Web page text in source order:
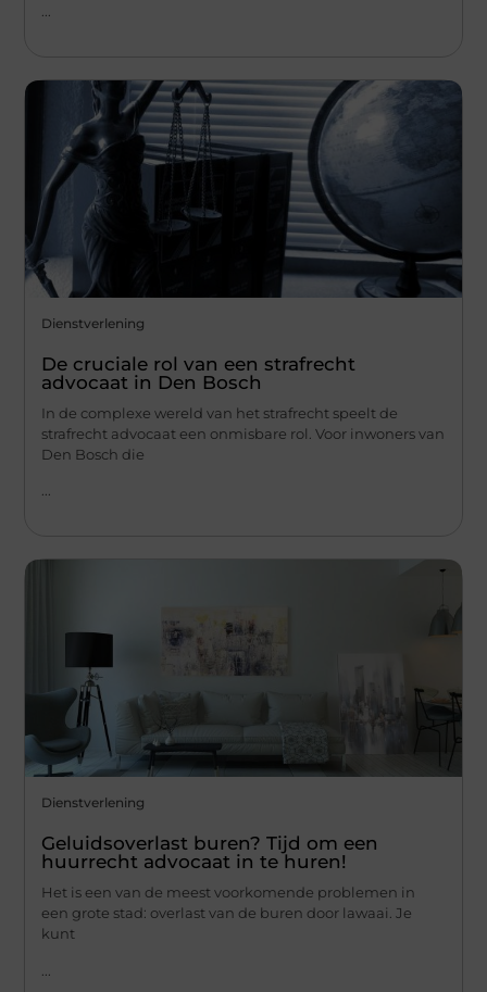
Dienstverlening
De cruciale rol van een strafrecht
advocaat in Den Bosch
In de complexe wereld van het strafrecht speelt de
strafrecht advocaat een onmisbare rol. Voor inwoners van
Den Bosch die
Dienstverlening
Geluidsoverlast buren? Tijd om een
huurrecht advocaat in te huren!
Het is een van de meest voorkomende problemen in
een grote stad: overlast van de buren door lawaai. Je
kunt